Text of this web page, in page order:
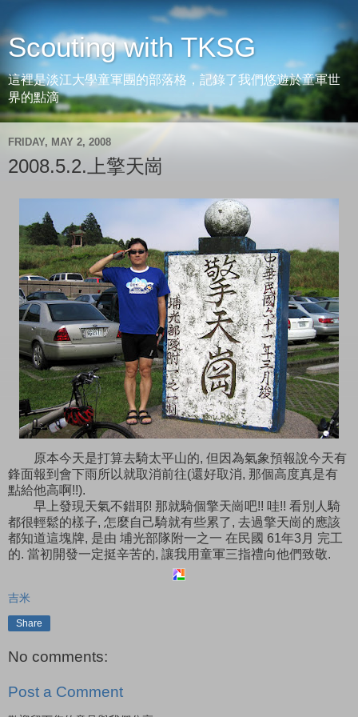
Scouting with TKSG
這裡是淡江大學童軍團的部落格，記錄了我們悠遊於童軍世
界的點滴
FRIDAY, MAY 2, 2008
2008.5.2.上擎天崗
原本今天是打算去騎太平山的, 但因為氣象預報說今天有
鋒面報到會下雨所以就取消前往(還好取消, 那個高度真是有
點給他高啊!!).
早上發現天氣不錯耶! 那就騎個擎天崗吧!! 哇!! 看別人騎
都很輕鬆的樣子, 怎麼自己騎就有些累了, 去過擎天崗的應該
都知道這塊牌, 是由 埔光部隊附一之一 在民國 61年3月 完工
的. 當初開發一定挺辛苦的, 讓我用童軍三指禮向他們致敬.
吉米
Share
No comments:
Post a Comment